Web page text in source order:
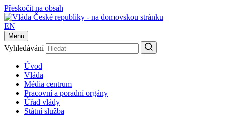
Přeskočit na obsah
EN
Menu
Vyhledávání
Úvod
Vláda
Média centrum
Pracovní a poradní orgány
Úřad vlády
Státní služba